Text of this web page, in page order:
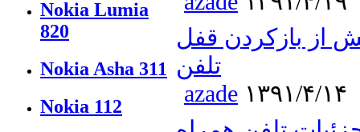
Nokia Lumia
820
Nokia Asha 311
Nokia 112
از بازکردن قفل
تلفن
azade ۱۳۹۱/۴/۱۴